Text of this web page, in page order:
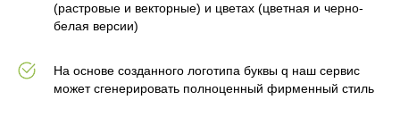
(растровые и векторные) и цветах (цветная и черно-
белая версии)
На основе созданного логотипа буквы q наш сервис
может сгенерировать полноценный фирменный стиль